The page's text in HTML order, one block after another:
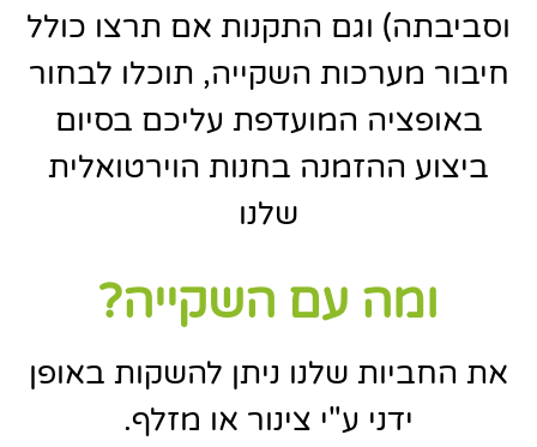
וסביבתה) וגם התקנות אם תרצו כולל
חיבור מערכות השקייה, תוכלו לבחור
באופציה המועדפת עליכם בסיום
ביצוע ההזמנה בחנות הוירטואלית
שלנו
ומה עם השקייה?
את החביות שלנו ניתן להשקות באופן
ידני ע"י צינור או מזלף.